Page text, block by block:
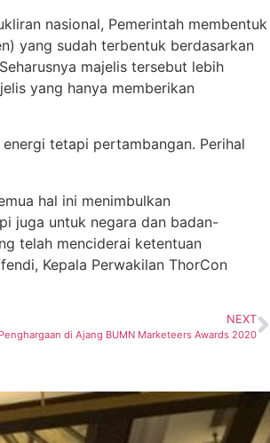
nasional, Pemerintah membentuk
yang sudah terbentuk berdasarkan
majelis tersebut lebih
yang hanya memberikan
tetapi pertambangan. Perihal
hal ini menimbulkan
juga untuk negara dan badan-
telah menciderai ketentuan
Kepala Perwakilan ThorCon
NEXT
di Ajang BUMN Marketeers Awards 2020